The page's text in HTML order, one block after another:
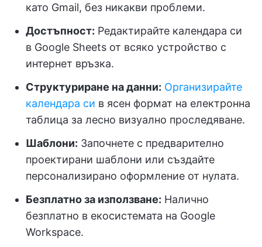
като Gmail, без никакви проблеми.
Достъпност: Редактирайте календара си
в Google Sheets от всяко устройство с
интернет връзка.
Структуриране на данни: Организирайте
календара си в ясен формат на електронна
таблица за лесно визуално проследяване.
Шаблони: Започнете с предварително
проектирани шаблони или създайте
персонализирано оформление от нулата.
Безплатно за използване: Налично
безплатно в екосистемата на Google
Workspace.